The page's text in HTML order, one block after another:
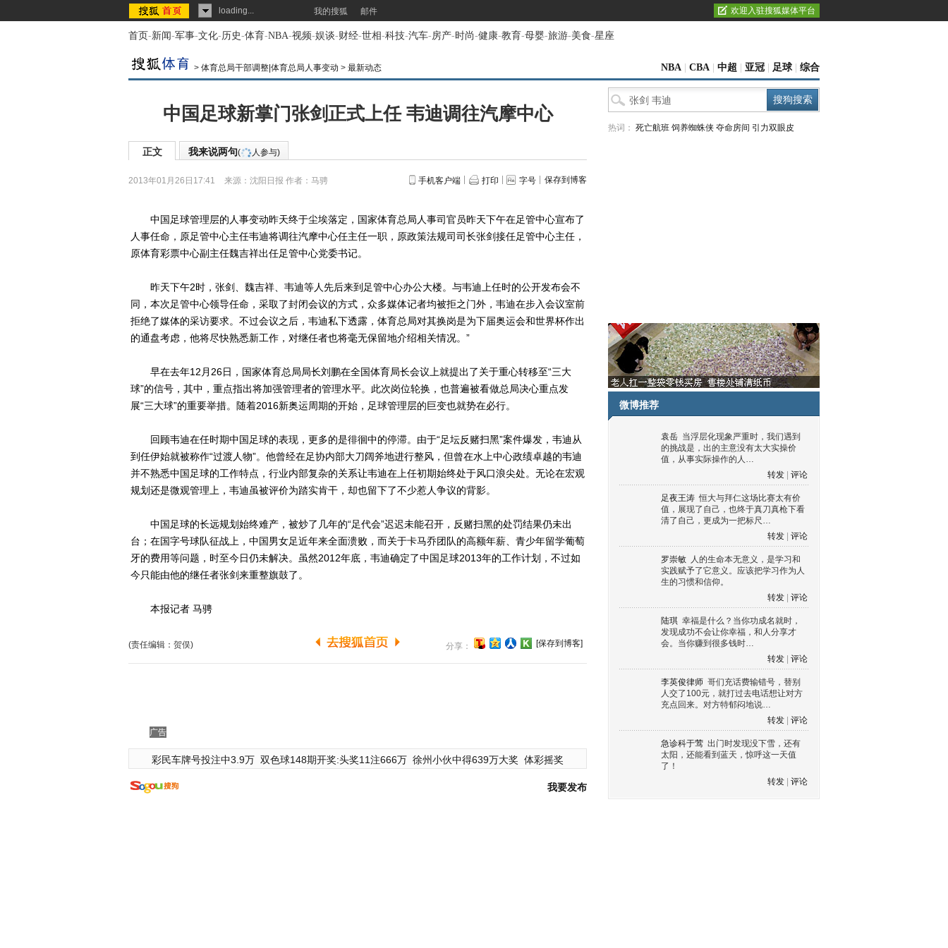
loading... 我的搜狐 邮件 欢迎入驻搜狐媒体平台
首页-新闻-军事-文化-历史-体育-NBA-视频-娱谈-财经-世相-科技-汽车-房产-时尚-健康-教育-母婴-旅游-美食-星座
> 体育总局干部调整|体育总局人事变动 > 最新动态 NBA CBA 中超 亚冠 足球 综合
中国足球新掌门张剑正式上任 韦迪调往汽摩中心
正文 我来说两句( 人参与)
2013年01月26日17:41 来源： 沈阳日报 作者：马骋 手机客户端 打印 字号 保存到博客
中国足球管理层的人事变动昨天终于尘埃落定，国家体育总局人事司官员昨天下午在足管中心宣布了
人事任命，原足管中心主任韦迪将调往汽摩中心任主任一职，原政策法规司司长张剑接任足管中心主任，
原体育彩票中心副主任魏吉祥出任足管中心党委书记。
昨天下午2时，张剑、魏吉祥、韦迪等人先后来到足管中心办公大楼。与韦迪上任时的公开发布会不
同，本次足管中心领导任命，采取了封闭会议的方式，众多媒体记者均被拒之门外，韦迪在步入会议室前
拒绝了媒体的采访要求。不过会议之后，韦迪私下透露，体育总局对其换岗是为下届奥运会和世界杯作出
的通盘考虑，他将尽快熟悉新工作，对继任者也将毫无保留地介绍相关情况。”
早在去年12月26日，国家体育总局局长刘鹏在全国体育局长会议上就提出了关于重心转移至“三大
球”的信号，其中，重点指出将加强管理者的管理水平。此次岗位轮换，也普遍被看做总局决心重点发
展“三大球”的重要举措。随着2016新奥运周期的开始，足球管理层的巨变也就势在必行。
回顾韦迪在任时期中国足球的表现，更多的是徘徊中的停滞。由于“足坛反赌扫黑”案件爆发，韦迪从
到任伊始就被称作“过渡人物”。他曾经在足协内部大刀阔斧地进行整风，但曾在水上中心政绩卓越的韦迪
并不熟悉中国足球的工作特点，行业内部复杂的关系让韦迪在上任初期始终处于风口浪尖处。无论在宏观
规划还是微观管理上，韦迪虽被评价为踏实肯干，却也留下了不少惹人争议的背影。
中国足球的长远规划始终难产，被炒了几年的“足代会”迟迟未能召开，反赌扫黑的处罚结果仍未出
台；在国字号球队征战上，中国男女足近年来全面溃败，而关于卡马乔团队的高额年薪、青少年留学葡萄
牙的费用等问题，时至今日仍未解决。虽然2012年底，韦迪确定了中国足球2013年的工作计划，不过如
今只能由他的继任者张剑来重整旗鼓了。
本报记者 马骋
(责任编辑：贺俣) 分享： [保存到博客]
广告
彩民车牌号投注中3.9万 双色球148期开奖:头奖11注666万 徐州小伙中得639万大奖 体彩摇奖
我要发布
热词： 死亡航班 饲养蜘蛛侠 夺命房间 引力双眼皮
微博推荐
袁岳 当浮层化现象严重时，我们遇到
的挑战是，出的主意没有太大实操价
值，从事实际操作的人…
转发
评论
足夜王涛 恒大与拜仁这场比赛太有价
值，展现了自己，也终于真刀真枪下看
清了自己，更成为一把标尺…
转发
评论
罗崇敏 人的生命本无意义，是学习和
实践赋予了它意义。应该把学习作为人
生的习惯和信仰。
转发
评论
陆琪 幸福是什么？当你功成名就时，
发现成功不会让你幸福，和人分享才
会。当你赚到很多钱时…
转发
评论
李英俊律师 哥们充话费输错号，替别
人交了100元，就打过去电话想让对方
充点回来。对方特郁闷地说…
转发
评论
急诊科于莺 出门时发现没下雪，还有
太阳，还能看到蓝天，惊呼这一天值
了！
转发
评论